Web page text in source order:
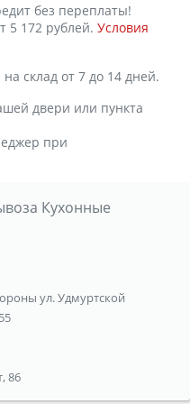
без переплаты!
5 172 рублей. Условия
склад от 7 до 14 дней.
двери или пункта
при
Кухонные
ул. Удмуртской
86